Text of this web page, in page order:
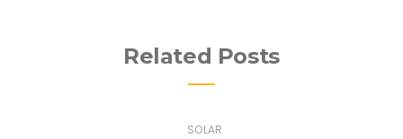
Related Posts
SOLAR